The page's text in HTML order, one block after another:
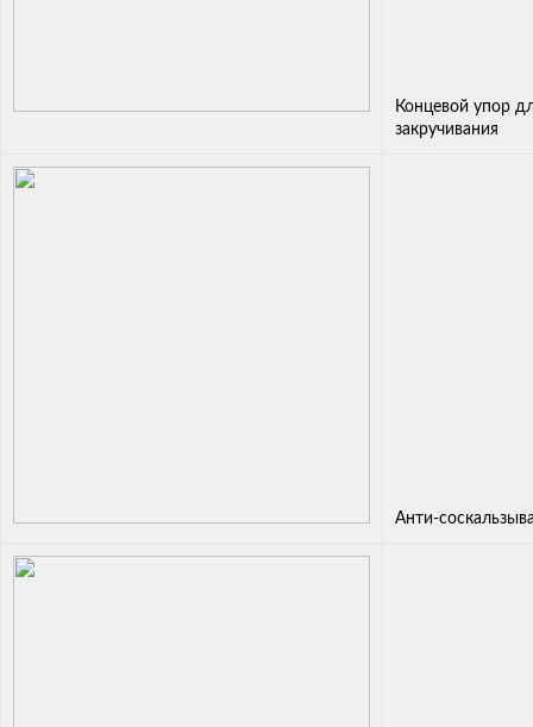
Концевой упор
закручивания
Анти-